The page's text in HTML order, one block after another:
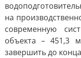
на
современную
объекта – 451,3
завершить до